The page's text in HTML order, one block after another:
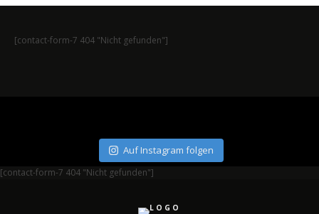
[contact-form-7 404 "Nicht gefunden"]
Auf Instagram folgen
[contact-form-7 404 "Nicht gefunden"]